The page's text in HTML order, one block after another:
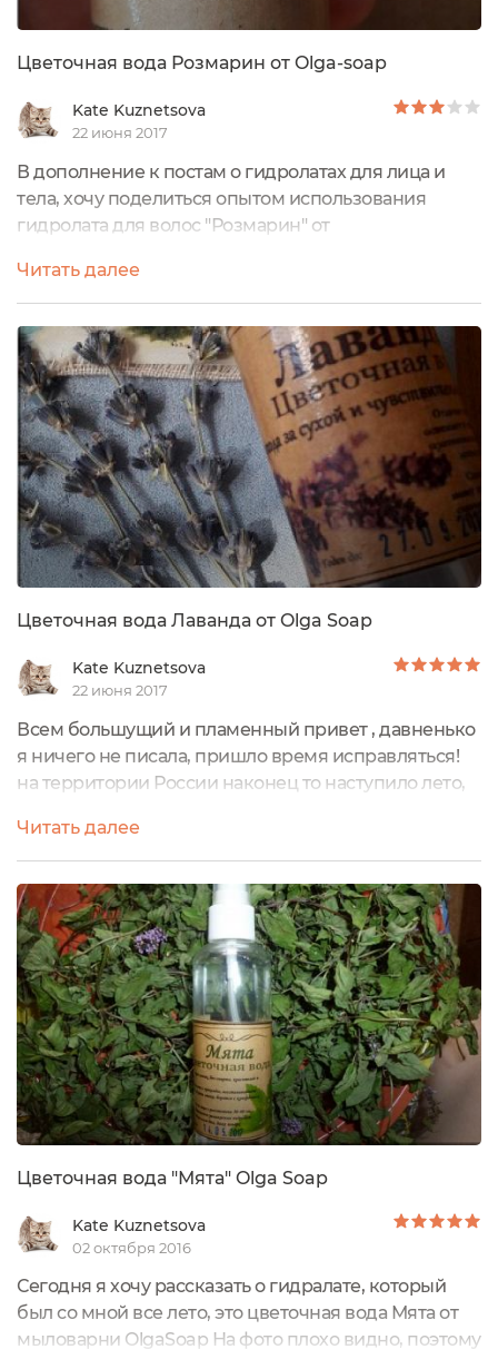
Цветочная вода Розмарин от Olga-soap
Kate Kuznetsova
22 июня 2017
В дополнение к постам о гидролатах для лица и
тела, хочу поделиться опытом использования
гидролата для волос "Розмарин" от
Soap.выглядит водичка вот такВсе водички от
данного производителя я использовала прошлым
летом, в виду семейных обстоятельств, описать их в
прошлом году не успела, наверстываю упущенное
в этом)))) Итак, производитель на упаковке
утверждает,...
Читать далее
Цветочная вода Лаванда от Olga Soap
Kate Kuznetsova
22 июня 2017
Всем большущий и пламенный привет , давненько
я ничего не писала, пришло время исправляться!
на территории России наконец то наступило лето,
впереди, но подготовится к ней необходимо уже
сейчас! хочу представить вам цветочную водичку
"Лаванда" которой я пользовалась все прошлое
лето! О ее подружке цветочной воде "Мята" того же
производителя...
Читать далее
Цветочная вода "Мята" Olga Soap
Kate Kuznetsova
02 октября 2016
Сегодня я хочу рассказать о гидралате, который
был со мной все лето, это цветочная вода Мята от
мыловарни OlgaSoap На фото плохо видно, поэтому